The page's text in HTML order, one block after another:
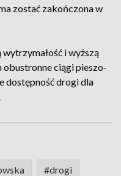
zostać zakończona w
i wyższą
obustronne ciągi pieszo-
dostępność drogi dla
#drogi